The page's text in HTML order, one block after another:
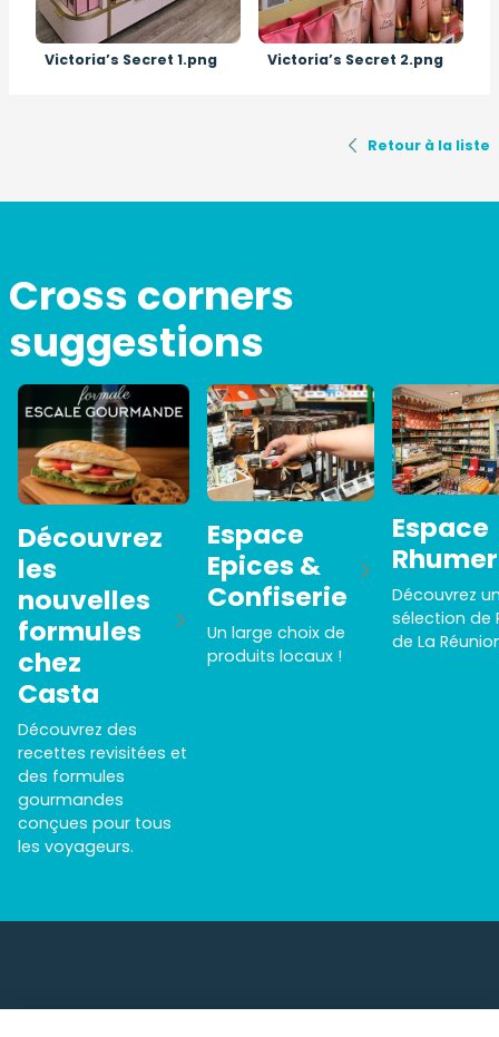
Victoria’s Secret 1.png Victoria’s Secret 2.png
Retour à la liste
Cross corners
suggestions
Découvrez
les
nouvelles
formules
chez
Casta
Découvrez des
recettes revisitées et
des formules
gourmandes
conçues pour tous
les voyageurs.
Espace
Epices &
Confiserie
Un large choix de
produits locaux !
Espace
Découvrez
sélection de
de La